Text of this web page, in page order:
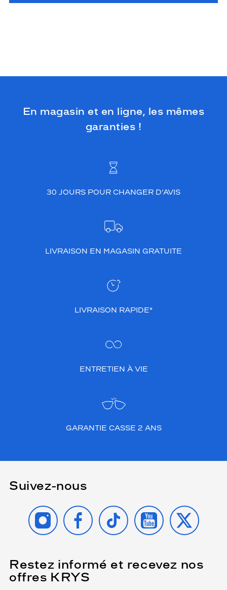
En magasin et en ligne, les mêmes
garanties !
30 JOURS POUR CHANGER D’AVIS
LIVRAISON EN MAGASIN GRATUITE
LIVRAISON RAPIDE*
ENTRETIEN À VIE
GARANTIE CASSE 2 ANS
Suivez-nous
INSTAGRAMFACEBOOK
TIKTOK YOUTUBE
X
Restez informé et recevez nos
offres KRYS
Name
(Ce
champ
est
obligatoire)